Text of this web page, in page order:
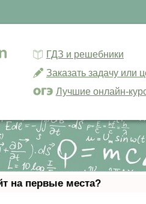
ГДЗ и решебники
Заказать задачу или
Лучшие онлайн-
на первые места?